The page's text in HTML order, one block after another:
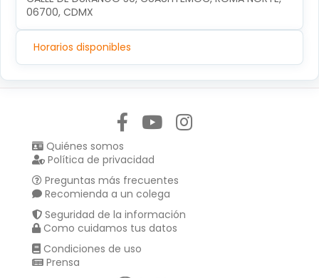
06700, CDMX
Horarios disponibles
Quiénes somos
Política de privacidad
Preguntas más frecuentes
Recomienda a un colega
Seguridad de la información
Como cuidamos tus datos
Condiciones de uso
Prensa